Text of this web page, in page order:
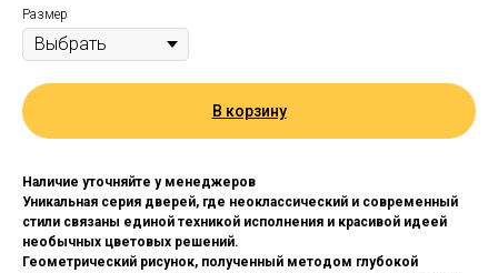
Размер
В корзину
Наличие уточняйте у менеджеров
Уникальная серия дверей, где неоклассический и современный
стили связаны единой техникой исполнения и красивой идеей
необычных цветовых решений.
Геометрический рисунок, полученный методом глубокой